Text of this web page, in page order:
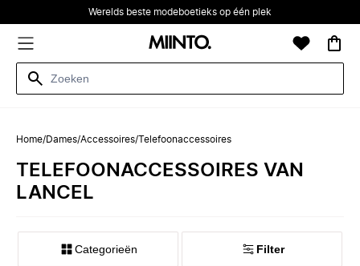
Werelds beste modeboetieks op één plek
Home/Dames/Accessoires/Telefoonaccessoires
TELEFOONACCESSOIRES VAN
LANCEL
Categorieën Filter